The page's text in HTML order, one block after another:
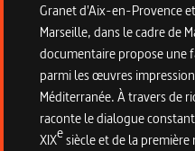
Granet d'Aix-en-Provence
Marseille, dans le cadre de
documentaire propose une
parmi les œuvres
Méditerranée. À travers de
raconte le dialogue
XIXesiècle et de la première